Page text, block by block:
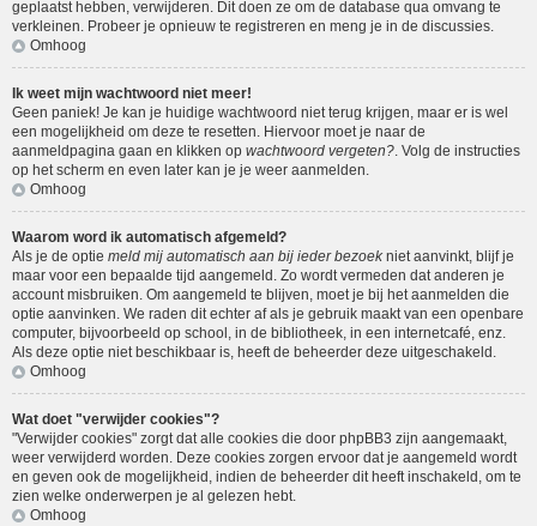
geplaatst hebben, verwijderen. Dit doen ze om de database qua omvang te
verkleinen. Probeer je opnieuw te registreren en meng je in de discussies.
Omhoog
Ik weet mijn wachtwoord niet meer!
Geen paniek! Je kan je huidige wachtwoord niet terug krijgen, maar er is wel
een mogelijkheid om deze te resetten. Hiervoor moet je naar de
aanmeldpagina gaan en klikken op wachtwoord vergeten?. Volg de instructies
op het scherm en even later kan je je weer aanmelden.
Omhoog
Waarom word ik automatisch afgemeld?
Als je de optie meld mij automatisch aan bij ieder bezoekniet aanvinkt, blijf je
maar voor een bepaalde tijd aangemeld. Zo wordt vermeden dat anderen je
account misbruiken. Om aangemeld te blijven, moet je bij het aanmelden die
optie aanvinken. We raden dit echter af als je gebruik maakt van een openbare
computer, bijvoorbeeld op school, in de bibliotheek, in een internetcafé, enz.
Als deze optie niet beschikbaar is, heeft de beheerder deze uitgeschakeld.
Omhoog
Wat doet "verwijder cookies"?
"Verwijder cookies" zorgt dat alle cookies die door phpBB3 zijn aangemaakt,
weer verwijderd worden. Deze cookies zorgen ervoor dat je aangemeld wordt
en geven ook de mogelijkheid, indien de beheerder dit heeft inschakeld, om te
zien welke onderwerpen je al gelezen hebt.
Omhoog